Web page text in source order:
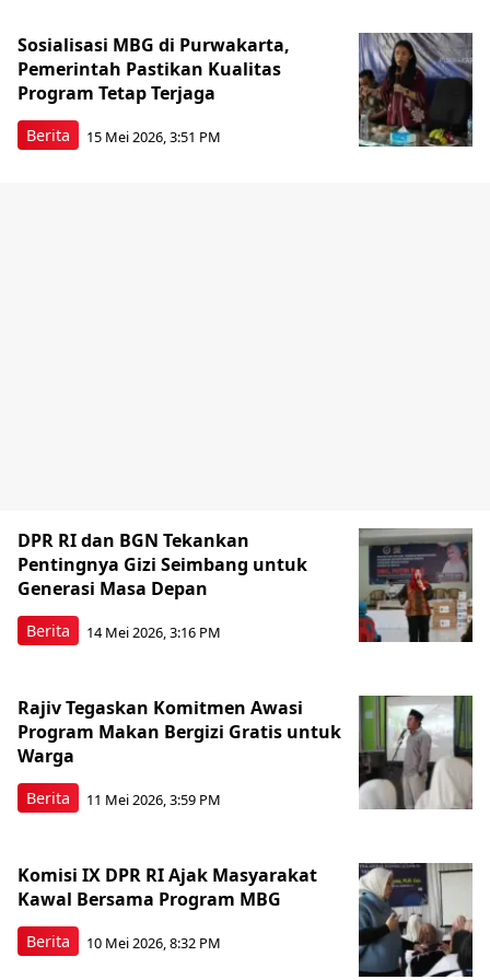
Berita
Sosialisasi MBG di Purwakarta,
Pemerintah Pastikan Kualitas
Program Tetap Terjaga
15 Mei 2026, 3:51 PM
Berita
DPR RI dan BGN Tekankan
Pentingnya Gizi Seimbang untuk
Generasi Masa Depan
14 Mei 2026, 3:16 PM
Berita
Rajiv Tegaskan Komitmen Awasi
Program Makan Bergizi Gratis untuk
Warga
11 Mei 2026, 3:59 PM
Berita
Komisi IX DPR RI Ajak Masyarakat
Kawal Bersama Program MBG
10 Mei 2026, 8:32 PM